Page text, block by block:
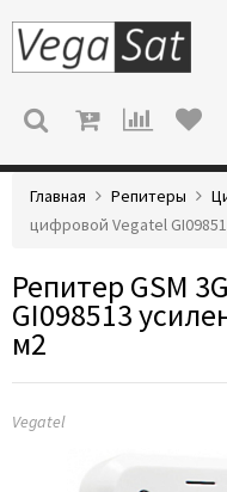
МЕНЮ
Главная Репитеры
цифровой Vegatel
Репитер GSM
GI098513
м2
Vegatel